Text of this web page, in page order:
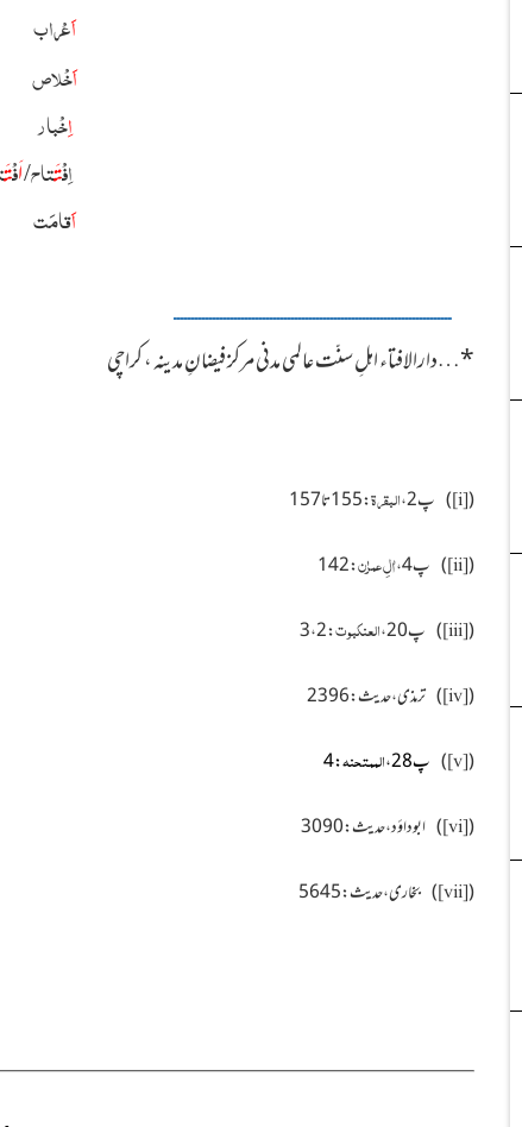
اَعْراب
اَخْلاص
اِخْبار
اِفْتَتاح/اَفْتَ
اَقامَت
ــــــــــــــــــــــــــــــــــــــــــــــــــــــــــــــــــــــــــــــ
*
…دارالافتاء اہلِ سنّت عالمی مدنی مرکز فیضانِ مدینہ ، کراچی
(
[i]
) پ2 ، البقرۃ: 155تا157
(
[ii]
) پ4 ، اٰلِ عمرٰن: 142
(
[iii]
) پ20 ، العنکبوت: 2 ، 3
(
[iv]
) ترمذی ، حدیث : 2396
(
[v]
) پ28 ، الممتحنہ: 4
(
[vi]
) ابو داؤد ، حدیث : 3090
(
[vii]
) بخاری ، حدیث : 5645